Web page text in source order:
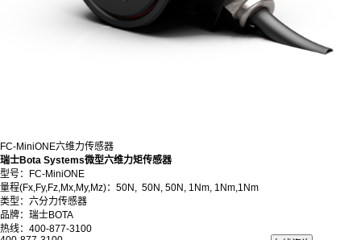
FC-MiniONE六维力传感器
瑞士Bota Systems微型六维力矩传感器
型号：FC-MiniONE
量程(Fx,Fy,Fz,Mx,My,Mz)：50N, 50N, 50N, 1Nm, 1Nm,1Nm
类型：六分力传感器
品牌：瑞士BOTA
热线：400-877-3100